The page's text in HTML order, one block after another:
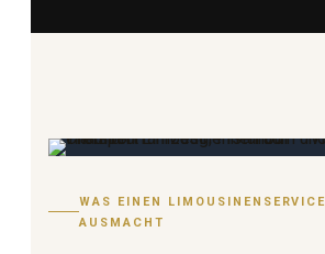
WAS EINEN LIMOUSINENSERVICE
AUSMACHT